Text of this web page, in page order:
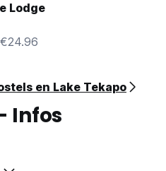
Lodge
en Lake Tekapo
Infos